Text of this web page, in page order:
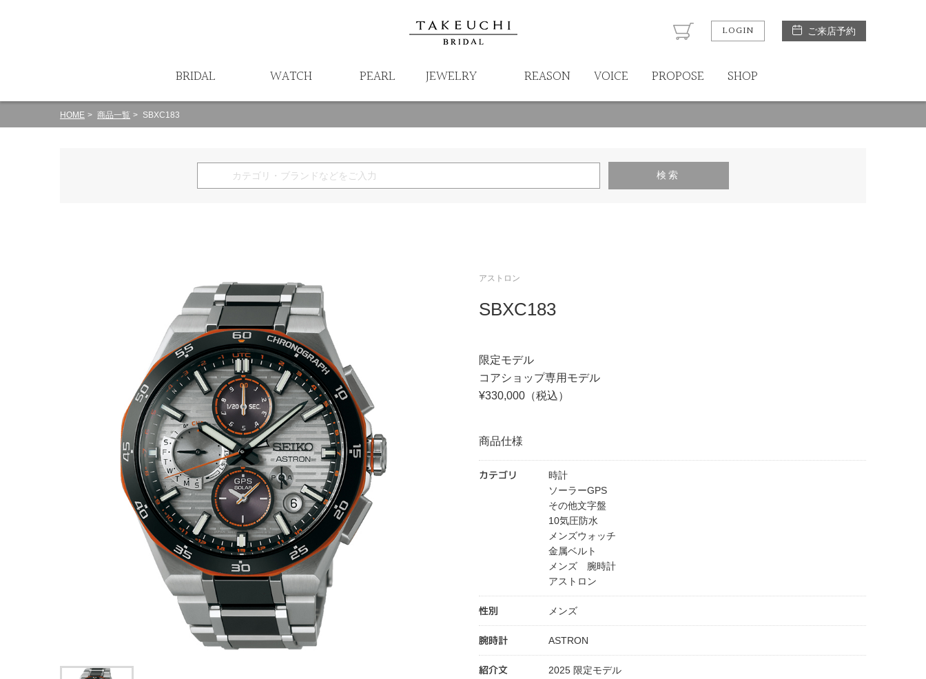
LOGIN ご来店予約
BRIDAL WATCH PEARL JEWELRY REASON VOICE PROPOSE SHOP
HOME 商品一覧 SBXC183
アストロン
SBXC183
限定モデル
コアショップ専用モデル
¥330,000（税込）
商品仕様
カテゴリ
時計
ソーラーGPS
その他文字盤
10気圧防水
メンズウォッチ
金属ベルト
メンズ 腕時計
アストロン
性別 メンズ
腕時計 ASTRON
紹介文
2025 限定モデル